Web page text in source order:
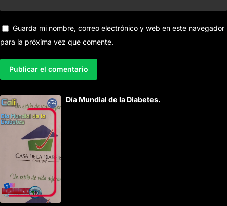
Guarda mi nombre, correo electrónico y web en este navegador
para la próxima vez que comente.
l
t
t
i
Día Mundial de la Diabetes.